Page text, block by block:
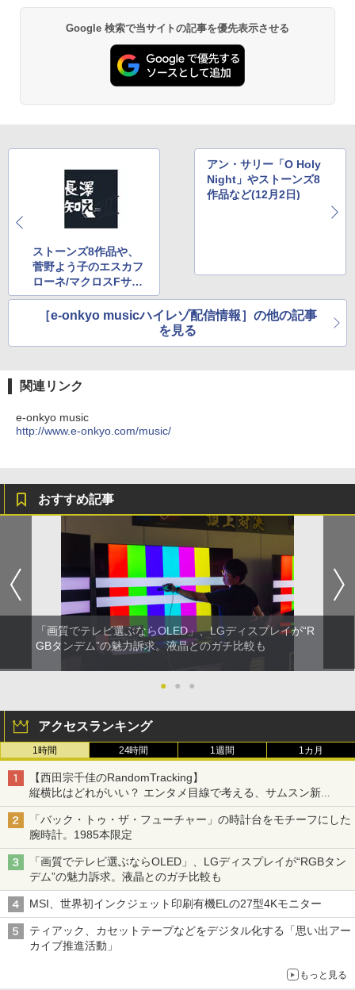
Google 検索で当サイトの記事を優先表示させる
ストーンズ8作品や、
菅野よう子のエスカフ
ローネ/マクロスFサン
トラなど(11月26日)
アン・サリー「O Holy
Night」やストーンズ8
作品など(12月2日)
［e-onkyo musicハイレゾ配信情報］の他の記事
を見る
関連リンク
e-onkyo music
http://www.e-onkyo.com/music/
おすすめ記事
「画質でテレビ選ぶならOLED」、LGディスプレイが“R
GBタンデム”の魅力訴求。液晶とのガチ比較も
● ● ●
アクセスランキング
1時間 24時間 1週間 1カ月
【西田宗千佳のRandomTracking】
縦横比はどれがいい？ エンタメ目線で考える、サムスン新
「Galaxy Z Fold」
「バック・トゥ・ザ・フューチャー」の時計台をモチーフにした
腕時計。1985本限定
「画質でテレビ選ぶならOLED」、LGディスプレイが“RGBタン
デム”の魅力訴求。液晶とのガチ比較も
MSI、世界初インクジェット印刷有機ELの27型4Kモニター
ティアック、カセットテープなどをデジタル化する「思い出アー
カイブ推進活動」
もっと見る